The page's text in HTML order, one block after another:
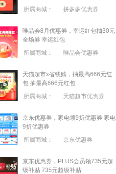
所属商城：
拼多多优惠券
唯品会8月优惠券，幸运红包抽30元
全场券 幸运红包
所属商城：
唯品会优惠券
天猫超市x省钱购，抽最高666元红
包 抽最高666元红包
所属商城：
天猫超市优惠券
京东优惠券，家电领9折优惠券 家电
9折优惠券
所属商城：
京东优惠券
京东优惠券，PLUS会员领735元超
级补贴 735元超级补贴